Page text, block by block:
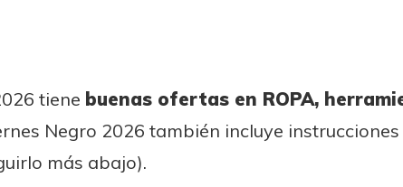
tiene buenas ofertas en ROPA,
Negro 2026 también incluye
más abajo).